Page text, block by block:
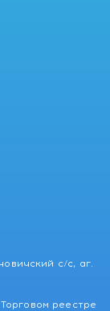
с/с, аг.
реестре